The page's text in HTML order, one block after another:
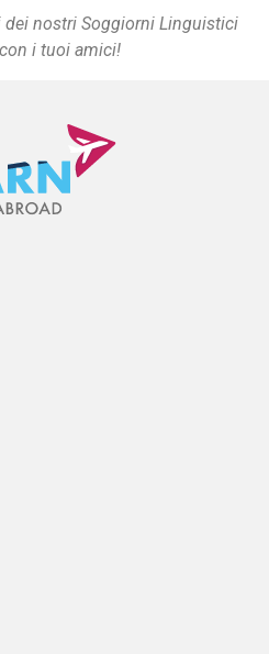
nostri Soggiorni Linguistici
i tuoi amici!